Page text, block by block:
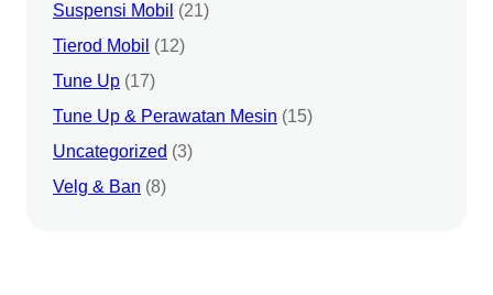
Suspensi Mobil (21)
Tierod Mobil (12)
Tune Up (17)
Tune Up & Perawatan Mesin (15)
Uncategorized (3)
Velg & Ban (8)